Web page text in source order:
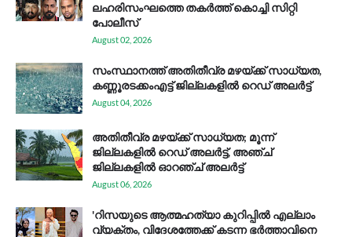
ലഹരിസംഘത്തെ തകർത്ത് കൊച്ചി സിറ്റി
പോലീസ്
August 02, 2026
സം​സ്ഥാ​ന​ത്ത് അ​തി​തീ​വ്ര മ​ഴ​യ്ക്ക് സാ​ധ്യ​ത,
കണ്ണൂരടക്കംഎ​ട്ട് ജി​ല്ല​ക​ളി​ൽ റെ​ഡ് അ​ലർ​ട്ട്
August 04, 2026
അതിതീവ്ര മഴയ്ക്ക് സാധ്യത; മൂന്ന്
ജില്ലകളിൽ റെഡ് അലർട്ട്, അഞ്ച്
ജില്ലകളിൽ ഓറഞ്ച് അലർട്ട്
August 06, 2026
'റിസയുടെ ആത്മഹത്യാ കുറിപ്പിൽ എല്ലാം
വ്യക്തം, വിദേശത്തേക്ക് കടന്ന ഭർത്താവിനെ